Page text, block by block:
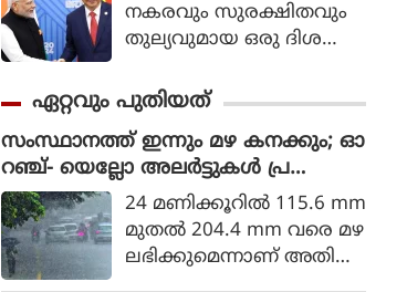
നകരവും സുരക്ഷിതവും
തുല്യവുമായ ഒരു ദിശ
വികസിക്കുന്നുവെന്ന് ഉറ
പ്പാക്കുക എന്ന പ്രഖ്യാപിത
ലക്ഷ്യത്തോടെയാണ് ഇ
തിന്റെ ആരംഭം. ചടങ്ങില്‍
യുഎന്‍ സെക്രട്ടറി ജനറല്‍
അന്റോണിയോ ഗുട്ടെറസ്
പങ്കെടുത്തു.
ഏറ്റവും പുതിയത്
സംസ്ഥാനത്ത് ഇന്നും മഴ കനക്കും; ഓ
റഞ്ച്- യെല്ലോ അലര്‍ട്ടുകള്‍ പ്ര
ഖ്യാപിച്ചു
24 മണിക്കൂറില്‍ 115.6 mm
മുതല്‍ 204.4 mm വരെ മഴ
ലഭിക്കുമെന്നാണ് അതിശ